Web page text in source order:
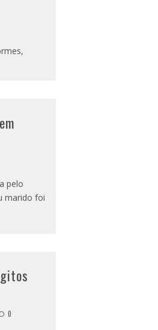
pelo
marido foi
0